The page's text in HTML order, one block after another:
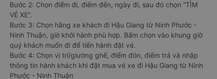
Bước 2: Chọn điểm đi, điểm đến, ngày đi, sau đó chọn “TÌM
VÉ XE”.
Bước 3: Chọn hãng xe khách đi Hậu Giang từ Ninh Phước -
Ninh Thuận, giờ khởi hành phù hợp. Bấm chọn vào khung giờ
quý khách muốn đi để tiến hành đặt vé.
Bước 4: Chọn vị trí/giường ghế, điểm đón, điểm trả và nhập
thông tin hành khách khi đặt mua vé xe đi Hậu Giang từ Ninh
Phước - Ninh Thuận